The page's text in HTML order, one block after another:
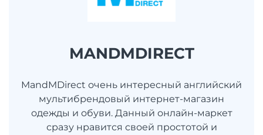
MANDMDIRECT
MandMDirect очень интересный английский
мультибрендовый интернет-магазин
одежды и обуви. Данный онлайн-маркет
сразу нравится своей простотой и